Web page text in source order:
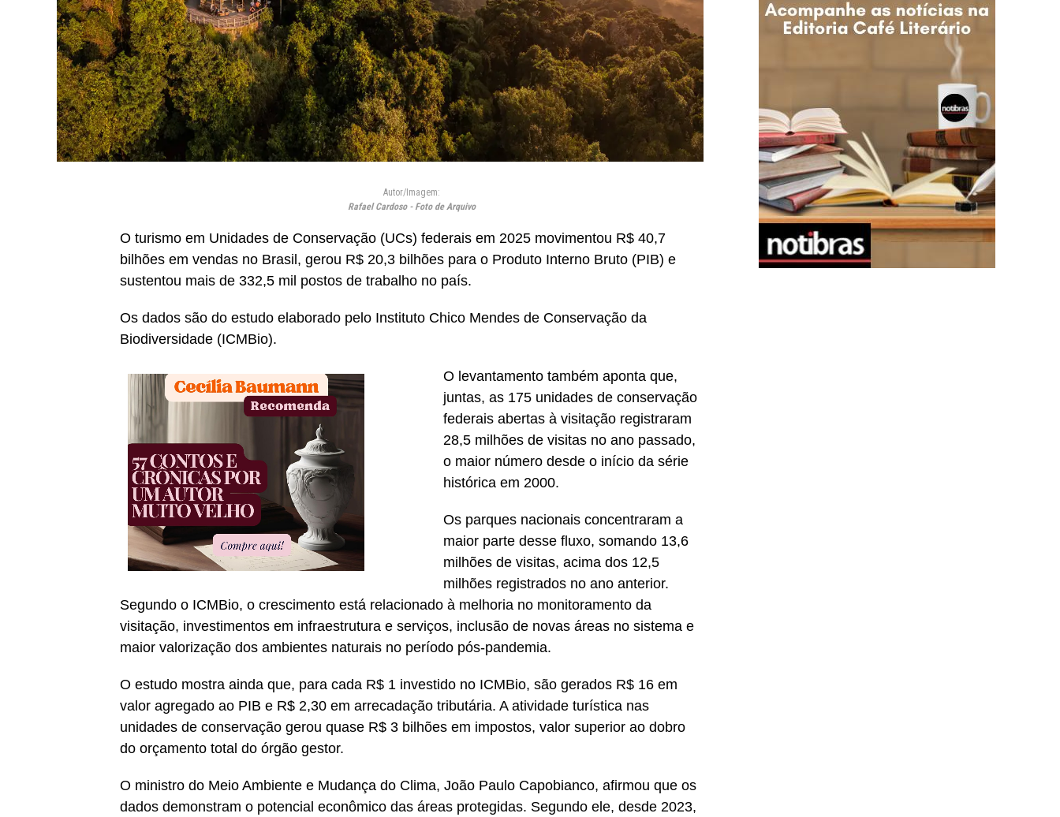
Autor/Imagem:
Rafael Cardoso - Foto de Arquivo
O turismo em Unidades de Conservação (UCs) federais em 2025 movimentou R$ 40,7
bilhões em vendas no Brasil, gerou R$ 20,3 bilhões para o Produto Interno Bruto (PIB) e
sustentou mais de 332,5 mil postos de trabalho no país.
Os dados são do estudo elaborado pelo Instituto Chico Mendes de Conservação da
Biodiversidade (ICMBio).
O levantamento também aponta que,
juntas, as 175 unidades de conservação
federais abertas à visitação registraram
28,5 milhões de visitas no ano passado,
o maior número desde o início da série
histórica em 2000.
Os parques nacionais concentraram a
maior parte desse fluxo, somando 13,6
milhões de visitas, acima dos 12,5
milhões registrados no ano anterior.
Segundo o ICMBio, o crescimento está relacionado à melhoria no monitoramento da
visitação, investimentos em infraestrutura e serviços, inclusão de novas áreas no sistema e
maior valorização dos ambientes naturais no período pós-pandemia.
O estudo mostra ainda que, para cada R$ 1 investido no ICMBio, são gerados R$ 16 em
valor agregado ao PIB e R$ 2,30 em arrecadação tributária. A atividade turística nas
unidades de conservação gerou quase R$ 3 bilhões em impostos, valor superior ao dobro
do orçamento total do órgão gestor.
O ministro do Meio Ambiente e Mudança do Clima, João Paulo Capobianco, afirmou que os
dados demonstram o potencial econômico das áreas protegidas. Segundo ele, desde 2023,